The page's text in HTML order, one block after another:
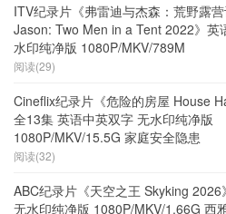
ITV纪录片《弗雷迪与杰森：荒野露
Jason: Two Men in a Tent 2022》英
水印纯净版 1080P/MKV/789M
阅读(29)
Cineflix纪录片《危险的房屋 House
全13集 英语中英双字 无水印纯净版
1080P/MKV/15.5G 家庭安全隐患
阅读(32)
ABC纪录片《天空之王 Skyking
无水印纯净版 1080P/MKV/1.66G 西